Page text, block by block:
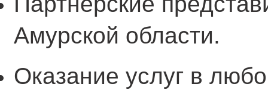
Амурской области.
Оказание услуг в